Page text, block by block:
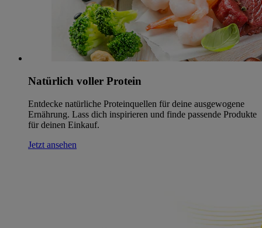
Natürlich voller Protein
Entdecke natürliche Proteinquellen für deine ausgewogene
Ernährung. Lass dich inspirieren und finde passende Produkte
für deinen Einkauf.
Jetzt ansehen